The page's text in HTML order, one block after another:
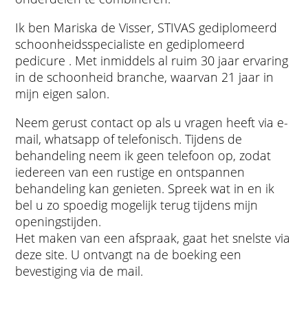
Ik ben Mariska de Visser, STIVAS gediplomeerd
schoonheidsspecialiste en gediplomeerd
pedicure . Met inmiddels al ruim 30 jaar ervaring
in de schoonheid branche, waarvan 21 jaar in
mijn eigen salon.
Neem gerust contact op als u vragen heeft via e-
mail, whatsapp of telefonisch. Tijdens de
behandeling neem ik geen telefoon op, zodat
iedereen van een rustige en ontspannen
behandeling kan genieten. Spreek wat in en ik
bel u zo spoedig mogelijk terug tijdens mijn
openingstijden.
Het maken van een afspraak, gaat het snelste via
deze site. U ontvangt na de boeking een
bevestiging via de mail.